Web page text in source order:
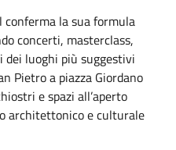
conferma la sua formula
concerti, masterclass,
luoghi più suggestivi
Pietro a piazza Giordano
e spazi all’aperto
architettonico e culturale